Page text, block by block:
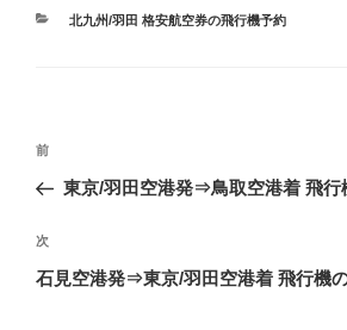
カ
北九州/羽田 格安航空券の飛行機予約
投
ナ
ビ
ゲ
前
の
稿
前
東京/羽田空港発⇒鳥取空港着 飛行
次
の
次
石見空港発⇒東京/羽田空港着 飛行機